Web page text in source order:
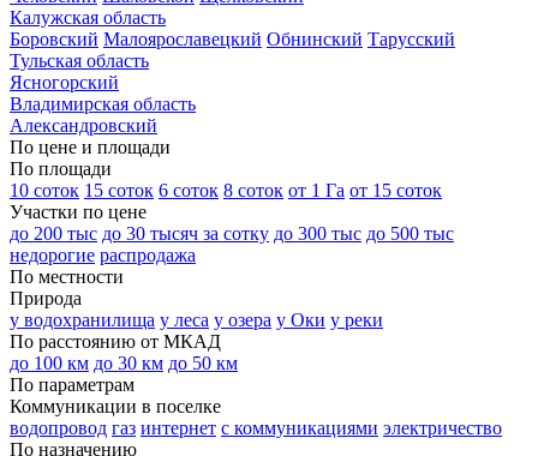
Калужская область
Боровский Малоярославецкий Обнинский Тарусский
Тульская область
Ясногорский
Владимирская область
Александровский
По цене и площади
По площади
10 соток 15 соток 6 соток 8 соток от 1 Га от 15 соток
Участки по цене
до 200 тыс до 30 тысяч за сотку до 300 тыс до 500 тыс
недорогие распродажа
По местности
Природа
у водохранилища у леса у озера у Оки у реки
По расстоянию от МКАД
до 100 км до 30 км до 50 км
По параметрам
Коммуникации в поселке
водопровод газ интернет с коммуникациями электричество
По назначению